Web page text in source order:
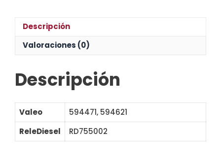
Descripción
Valoraciones (0)
Descripción
Valeo
594471, 594621
ReleDiesel
RD755002